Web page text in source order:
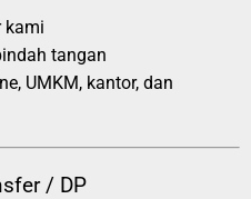
kami
tangan
UMKM, kantor, dan
/ DP